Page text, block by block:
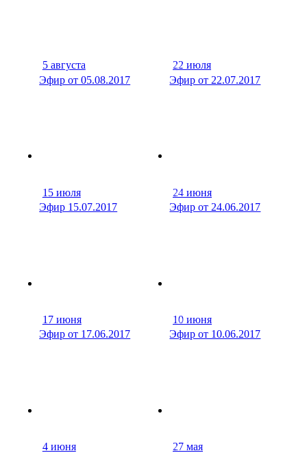
5 августа
40 мин
Эфир от 05.08.2017
22 июля
Эфир от 22.07.2017
15 июля
28 мин
Эфир 15.07.2017
24 июня
Эфир от 24.06.2017
17 июня
26 мин
Эфир от 17.06.2017
10 июня
Эфир от 10.06.2017
4 июня
27 мин27 мая